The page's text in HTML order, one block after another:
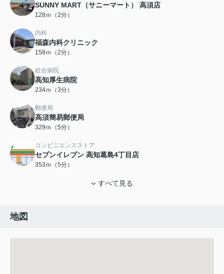
SUNNY MART（サニーマート） 高須店
128ｍ（2分）
内科
福森内科クリニック
158ｍ（2分）
総合病院
高知厚生病院
234ｍ（3分）
郵便局
高須簡易郵便局
329ｍ（5分）
コンビニエンスストア
セブンイレブン 高知葛島4丁目店
353ｍ（5分）
すべて見る
地図